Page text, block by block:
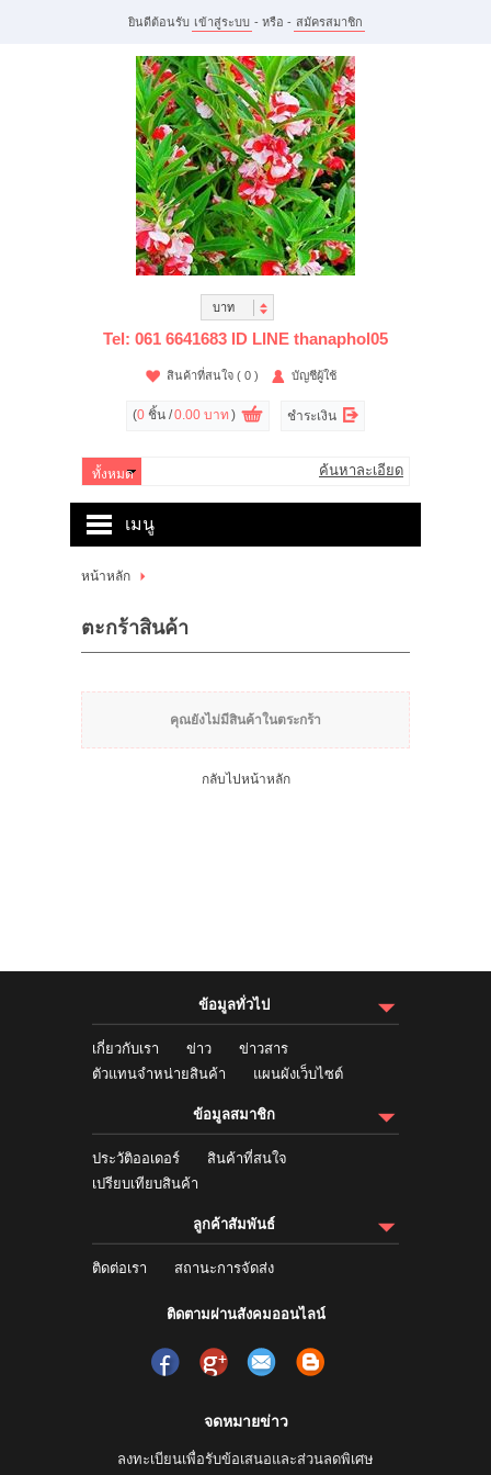
ยินดีต้อนรับ เข้าสู่ระบบ - หรือ - สมัครสมาชิก
บาท
Tel: 061 6641683 ID LINE thanaphol05
สินค้าที่สนใจ ( 0 ) บัญชีผู้ใช้
ค้นหาละเอียด
(0 ชิ้น /0.00 บาท ) ชำระเงิน
เมนู
หน้าหลัก
หน้าหลัก
ตะกร้าสินค้า
คุณยังไม่มีสินค้าในตระกร้า
กลับไปหน้าหลัก
ข้อมูลทั่วไป
เกี่ยวกับเรา ข่าว
ข่าวสาร
ตัวแทนจำหน่ายสินค้า
แผนผังเว็บไซต์
ข้อมูลสมาชิก
ประวัติออเดอร์
สินค้าที่สนใจ
เปรียบเทียบสินค้า
ลูกค้าสัมพันธ์
ติดต่อเรา สถานะการจัดส่ง
ติดตามผ่านสังคมออนไลน์
จดหมายข่าว
ลงทะเบียนเพื่อรับข้อเสนอและส่วนลดพิเศษ